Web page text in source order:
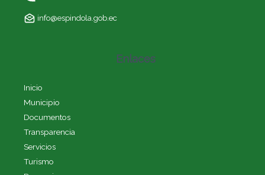
info@espindola.gob.ec
Enlaces
Inicio
Municipio
Documentos
Transparencia
Servicios
Turismo